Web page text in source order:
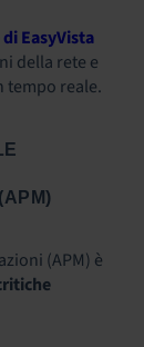
EasyVista
della rete e
tempo reale.
(APM) è